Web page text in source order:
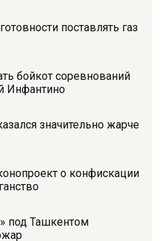
поставлять газ
бойкот соревнований
Инфантино
значительно жарче
о конфискации
под Ташкентом